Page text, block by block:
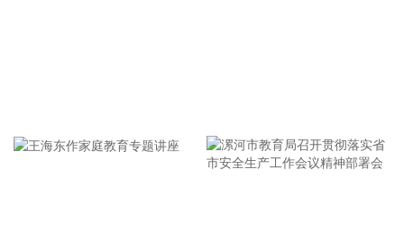
1.5%，非食品价格上涨0.9%；消费品价格上涨0.2%，服务价
格上涨0.7%。1­­—7月平均，全国居民消费价格比上年同期上涨